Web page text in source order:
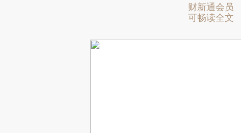
财新通会员
可畅读全文